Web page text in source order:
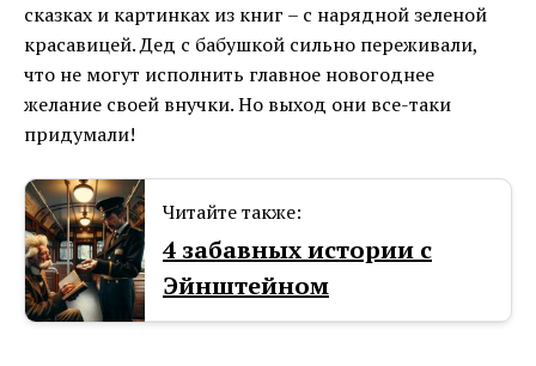
сказках и картинках из книг – с нарядной зеленой
красавицей. Дед с бабушкой сильно переживали,
что не могут исполнить главное новогоднее
желание своей внучки. Но выход они все-таки
придумали!
Читайте также:
4 забавных истории с
Эйнштейном